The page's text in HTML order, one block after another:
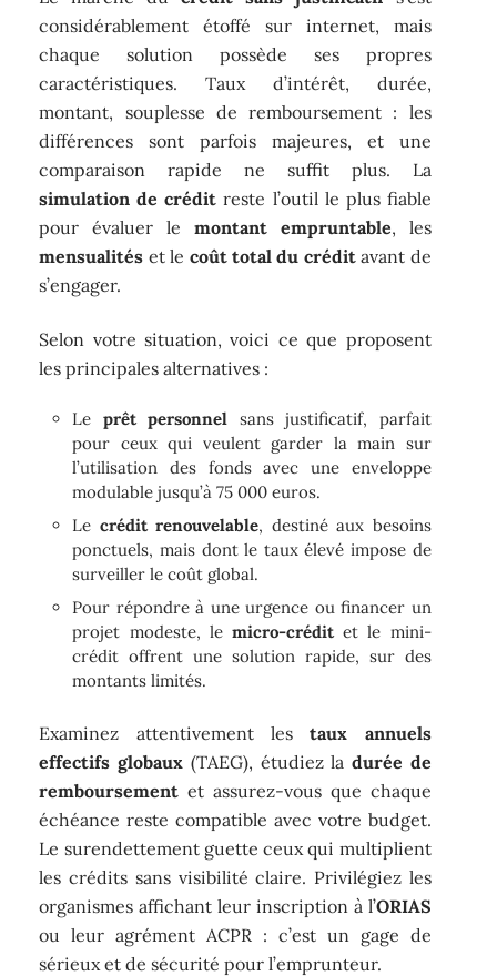
considérablement étoffé sur internet, mais
chaque solution possède ses propres
caractéristiques. Taux d’intérêt, durée,
montant, souplesse de remboursement : les
différences sont parfois majeures, et une
comparaison rapide ne suffit plus. La
simulation de crédit reste l’outil le plus fiable
pour évaluer le montant empruntable, les
mensualités et le coût total du créditavant de
s’engager.
Selon votre situation, voici ce que proposent
les principales alternatives :
Le prêt personnel sans justificatif, parfait
pour ceux qui veulent garder la main sur
l’utilisation des fonds avec une enveloppe
modulable jusqu’à 75 000 euros.
Le crédit renouvelable, destiné aux besoins
ponctuels, mais dont le taux élevé impose de
surveiller le coût global.
Pour répondre à une urgence ou financer un
projet modeste, le micro-créditet le mini-
crédit offrent une solution rapide, sur des
montants limités.
Examinez attentivement lestaux annuels
effectifs globaux (TAEG), étudiez la durée de
remboursement et assurez-vous que chaque
échéance reste compatible avec votre budget.
Le surendettement guette ceux qui multiplient
les crédits sans visibilité claire. Privilégiez les
organismes affichant leur inscription à l’ORIAS
ou leur agrément ACPR : c’est un gage de
sérieux et de sécurité pour l’emprunteur.